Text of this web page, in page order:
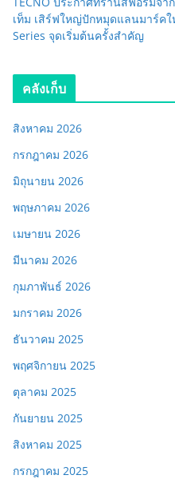
เท็ม เสิร์ฟใหญ่ปักหมุดแลนมาร์คใ
Series จุดเริ่มต้นครั้งสำคัญ
คลังเก็บ
สิงหาคม 2026
กรกฎาคม 2026
มิถุนายน 2026
พฤษภาคม 2026
เมษายน 2026
มีนาคม 2026
กุมภาพันธ์ 2026
มกราคม 2026
ธันวาคม 2025
พฤศจิกายน 2025
ตุลาคม 2025
กันยายน 2025
สิงหาคม 2025
กรกฎาคม 2025